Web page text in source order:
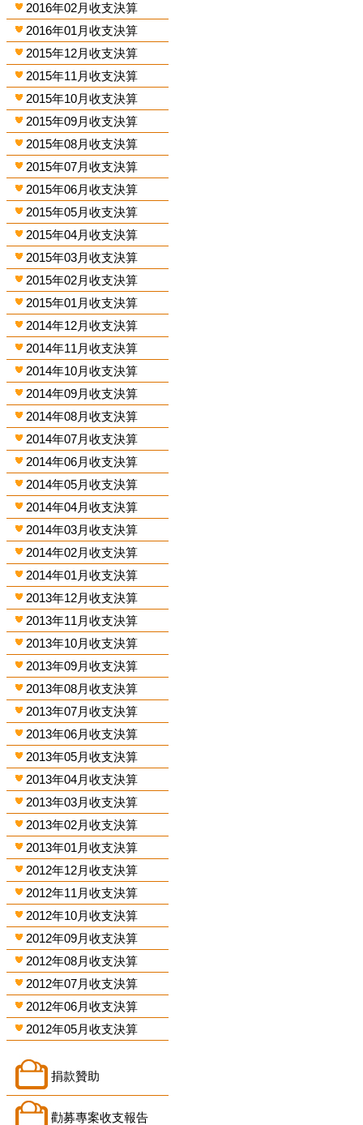
2016年02月收支決算
2016年01月收支決算
2015年12月收支決算
2015年11月收支決算
2015年10月收支決算
2015年09月收支決算
2015年08月收支決算
2015年07月收支決算
2015年06月收支決算
2015年05月收支決算
2015年04月收支決算
2015年03月收支決算
2015年02月收支決算
2015年01月收支決算
2014年12月收支決算
2014年11月收支決算
2014年10月收支決算
2014年09月收支決算
2014年08月收支決算
2014年07月收支決算
2014年06月收支決算
2014年05月收支決算
2014年04月收支決算
2014年03月收支決算
2014年02月收支決算
2014年01月收支決算
2013年12月收支決算
2013年11月收支決算
2013年10月收支決算
2013年09月收支決算
2013年08月收支決算
2013年07月收支決算
2013年06月收支決算
2013年05月收支決算
2013年04月收支決算
2013年03月收支決算
2013年02月收支決算
2013年01月收支決算
2012年12月收支決算
2012年11月收支決算
2012年10月收支決算
2012年09月收支決算
2012年08月收支決算
2012年07月收支決算
2012年06月收支決算
2012年05月收支決算
捐款贊助
勸募專案收支報告